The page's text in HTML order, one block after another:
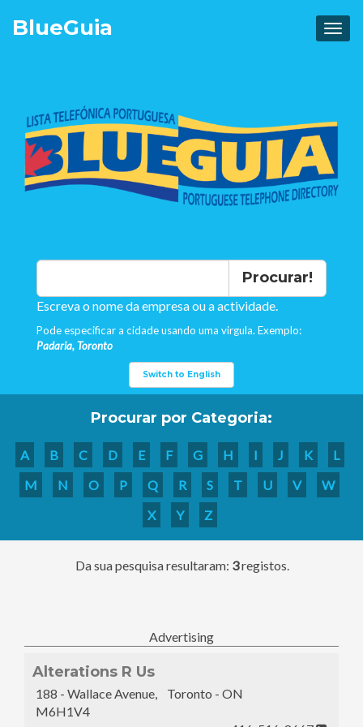
BlueGuia
Procurar!
Escreva o nome da empresa ou a actividade.
Pode especificar a cidade usando uma virgula. Exemplo:
Padaria, Toronto
Switch to English
Procurar por Categoria:
A B C D E F G H I J K
L
M
N O P Q R S T U V
W
X
Y Z
Da sua pesquisa resultaram: 3registos.
Advertising
Alterations R Us
188 - Wallace Avenue, Toronto - ON
M6H1V4